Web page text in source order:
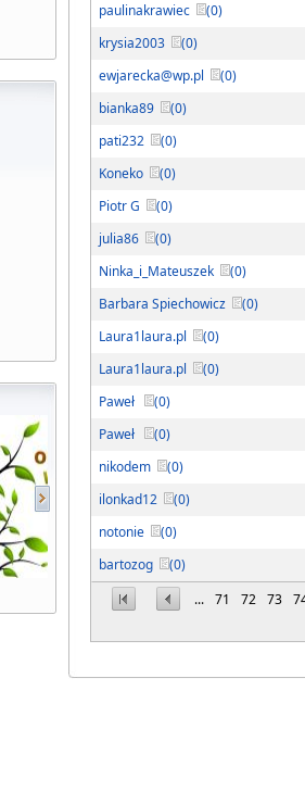
... 71 72 73
paulinakrawiec
(0)
krysia2003
(0)
ewjarecka@wp.pl
(0)
bianka89
(0)
pati232
(0)
Koneko
(0)
Piotr G
(0)
julia86
(0)
Ninka_i_Mateuszek
(0)
Barbara Spiechowicz
(0)
Laura1laura.pl
(0)
Laura1laura.pl
(0)
Paweł
(0)
Paweł
(0)
nikodem
(0)
ilonkad12
(0)
notonie
(0)
bartozog
(0)